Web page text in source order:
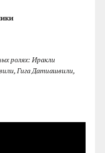
ролях: Иракли
Гига Датиашвили,